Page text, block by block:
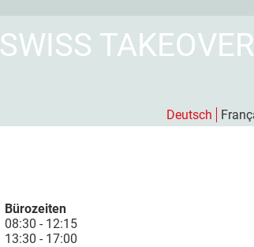
SWISS
Deutsch
Bürozeiten
08:30 - 12:15
13:30 - 17:00